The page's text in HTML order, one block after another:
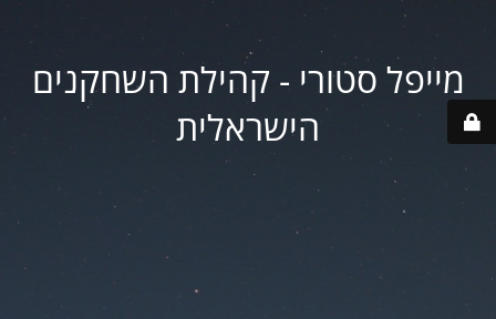
מייפל סטורי - קהילת השחקנים
הישראלית